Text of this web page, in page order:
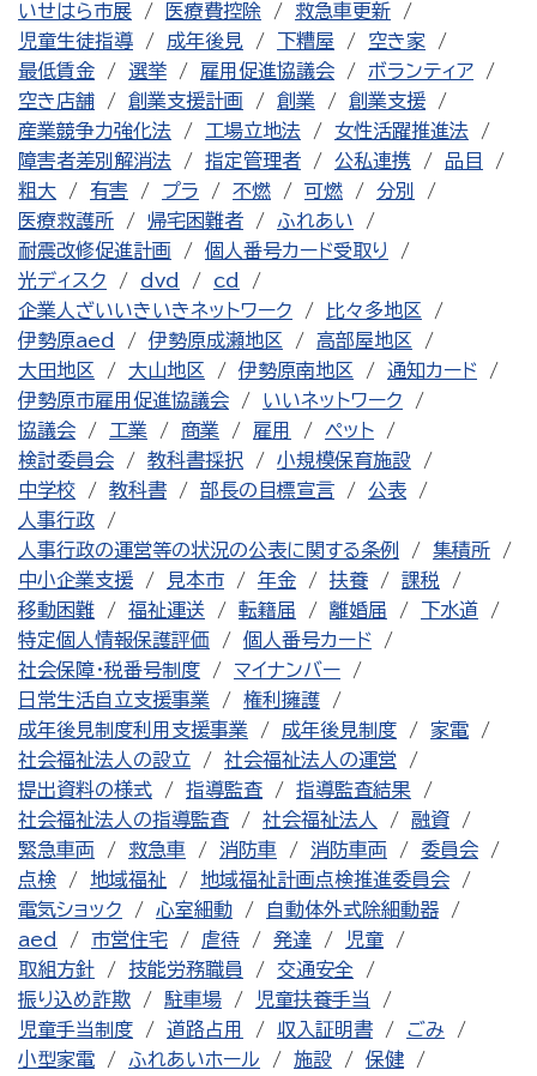
いせはら市展
医療費控除
救急車更新
児童生徒指導
成年後見 下糟屋
空き家
最低賃金
選挙 雇用促進協議会
ボランティア
空き店舗
創業支援計画 創業
創業支援
産業競争力強化法
工場立地法
女性活躍推進法
障害者差別解消法
指定管理者 公私連携
品目
粗大
有害 プラ 不燃 可燃
分別
医療救護所
帰宅困難者
ふれあい
耐震改修促進計画
個人番号カード受取り
光ディスク
dvd
cd
企業人ざいいきいきネットワーク
比々多地区
伊勢原aed
伊勢原成瀬地区
高部屋地区
大田地区
大山地区 伊勢原南地区
通知カード
伊勢原市雇用促進協議会
いいネットワーク
協議会
工業 商業 雇用
ペット
検討委員会
教科書採択
小規模保育施設
中学校
教科書 部長の目標宣言
公表
人事行政
人事行政の運営等の状況の公表に関する条例
集積所
中小企業支援
見本市 年金 扶養
課税
移動困難
福祉運送 転籍届 離婚届
下水道
特定個人情報保護評価
個人番号カード
社会保障・税番号制度
マイナンバー
日常生活自立支援事業
権利擁護
成年後見制度利用支援事業
成年後見制度
家電
社会福祉法人の設立
社会福祉法人の運営
提出資料の様式
指導監査
指導監査結果
社会福祉法人の指導監査
社会福祉法人
融資
緊急車両
救急車 消防車 消防車両
委員会
点検
地域福祉
地域福祉計画点検推進委員会
電気ショック
心室細動
自動体外式除細動器
aed
市営住宅 虐待 発達
児童
取組方針
技能労務職員
交通安全
振り込め詐欺
駐車場
児童扶養手当
児童手当制度
道路占用 収入証明書
ごみ
小型家電
ふれあいホール 施設 保健